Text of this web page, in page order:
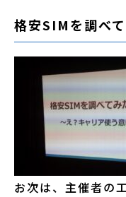
格安SIMを調べ
お次は、主催者の